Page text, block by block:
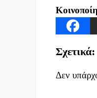
Σχετικά:
Δεν